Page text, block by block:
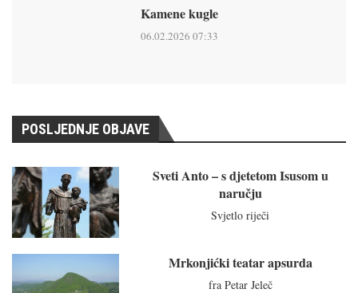
Kamene kugle
06.02.2026 07:33
POSLJEDNJE OBJAVE
Sveti Anto – s djetetom Isusom u
naručju
Svjetlo riječi
Mrkonjićki teatar apsurda
fra Petar Jeleč